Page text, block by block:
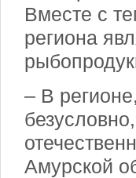
Вместе с
региона
– В
Амурской